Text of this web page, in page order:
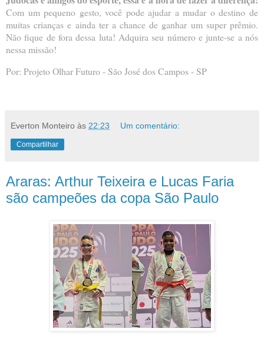
Com um pequeno gesto, você pode ajudar a mudar o destino de
muitas crianças e ainda ter a chance de ganhar um super prêmio.
Não fique de fora dessa luta! Adquira seu número e junte-se a nós
nessa missão!
Por: Projeto Olhar Futuro - São José dos Campos - SP
Everton Monteiro às 22:23 Um comentário:
Compartilhar
Araras: Arthur Teixeira e Lucas Faria
são campeões da copa São Paulo